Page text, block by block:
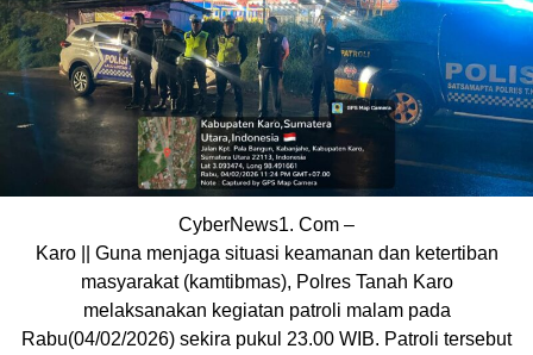
CyberNews1. Com –
Karo || Guna menjaga situasi keamanan dan ketertiban
masyarakat (kamtibmas), Polres Tanah Karo
melaksanakan kegiatan patroli malam pada
Rabu(04/02/2026) sekira pukul 23.00 WIB. Patroli tersebut